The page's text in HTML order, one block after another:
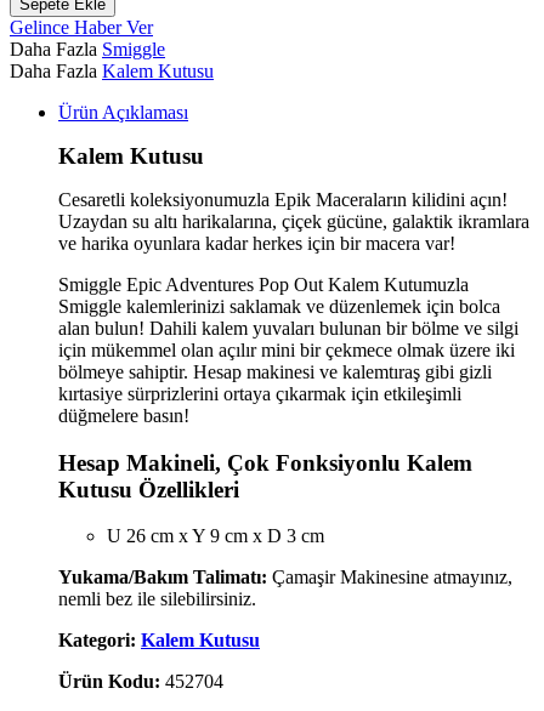
Sepete Ekle
Gelince Haber Ver
Daha Fazla Smiggle
Daha Fazla Kalem Kutusu
Ürün Açıklaması
Kalem Kutusu
Cesaretli koleksiyonumuzla Epik Maceraların kilidini açın!
Uzaydan su altı harikalarına, çiçek gücüne, galaktik ikramlara
ve harika oyunlara kadar herkes için bir macera var!
Smiggle Epic Adventures Pop Out Kalem Kutumuzla
Smiggle kalemlerinizi saklamak ve düzenlemek için bolca
alan bulun! Dahili kalem yuvaları bulunan bir bölme ve silgi
için mükemmel olan açılır mini bir çekmece olmak üzere iki
bölmeye sahiptir. Hesap makinesi ve kalemtıraş gibi gizli
kırtasiye sürprizlerini ortaya çıkarmak için etkileşimli
düğmelere basın!
Hesap Makineli, Çok Fonksiyonlu Kalem
Kutusu Özellikleri
U 26 cm x Y 9 cm x D 3 cm
Yukama/Bakım Talimatı: Çamaşir Makinesine atmayınız,
nemli bez ile silebilirsiniz.
Kategori: Kalem Kutusu
Ürün Kodu: 452704